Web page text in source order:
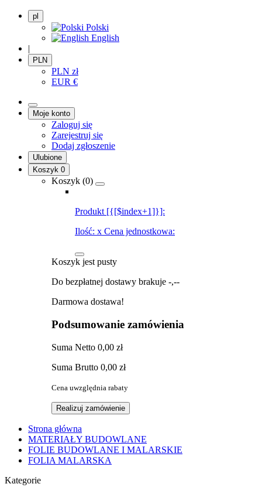
pl
Polski
English
|
PLN
PLN zł
EUR €
Moje konto
Zaloguj się
Zarejestruj się
Dodaj zgłoszenie
Ulubione
Koszyk 0
Koszyk (0)
Produkt [{[$index+1]}]:
Ilość: x Cena jednostkowa:
Koszyk jest pusty
Do bezpłatnej dostawy brakuje -,--
Darmowa dostawa!
Podsumowanie zamówienia
Suma Netto 0,00 zł
Suma Brutto 0,00 zł
Cena uwzględnia rabaty
Realizuj zamówienie
Strona główna
MATERIAŁY BUDOWLANE
FOLIE BUDOWLANE I MALARSKIE
FOLIA MALARSKA
Kategorie